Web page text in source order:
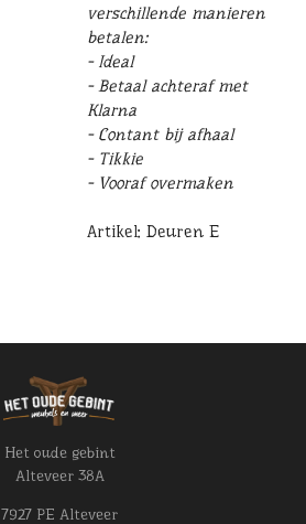
verschillende manieren
betalen:
- Ideal
- Betaal achteraf met
Klarna
- Contant bij afhaal
- Tikkie
- Vooraf overmaken
Artikel: Deuren E
Het oude gebint
Alteveer 38A
7927 PE Alteveer